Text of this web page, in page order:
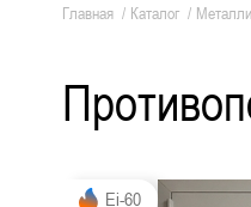
МЕТАЛЛИЧЕСКИЕ
Главная / Каталог /
Ei-60